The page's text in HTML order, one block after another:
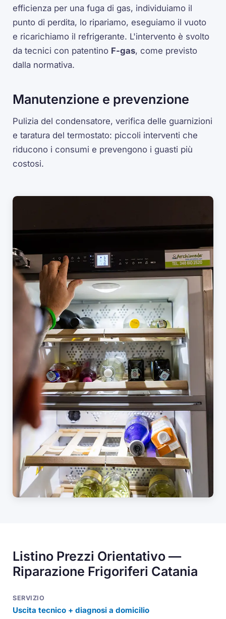
efficienza per una fuga di gas, individuiamo il
punto di perdita, lo ripariamo, eseguiamo il vuoto
e ricarichiamo il refrigerante. L'intervento è svolto
da tecnici con patentino F-gas, come previsto
dalla normativa.
Manutenzione e prevenzione
Pulizia del condensatore, verifica delle guarnizioni
e taratura del termostato: piccoli interventi che
riducono i consumi e prevengono i guasti più
costosi.
Listino Prezzi Orientativo —
Riparazione Frigoriferi Catania
Uscita tecnico + diagnosi a domicilio